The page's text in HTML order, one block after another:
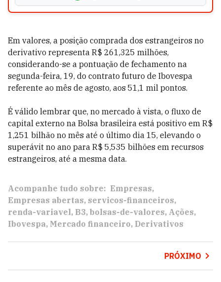
Em valores, a posição comprada dos estrangeiros no
derivativo representa R$ 261,325 milhões,
considerando-se a pontuação de fechamento na
segunda-feira, 19, do contrato futuro de Ibovespa
referente ao mês de agosto, aos 51,1 mil pontos.
É válido lembrar que, no mercado à vista, o fluxo de
capital externo na Bolsa brasileira está positivo em R$
1,251 bilhão no mês até o último dia 15, elevando o
superávit no ano para R$ 5,535 bilhões em recursos
estrangeiros, até a mesma data.
Acompanhe tudo sobre: Empresas
Empresas abertas servicos-financeiros
renda-variavel B3 bolsas-de-valores Ações
Ibovespa Mercado financeiro Derivativos
PRÓXIMO